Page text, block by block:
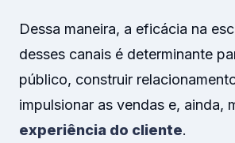
Dessa maneira, a eficácia na
desses canais é determinante
público, construir
impulsionar as vendas e, ainda,
experiência do cliente.